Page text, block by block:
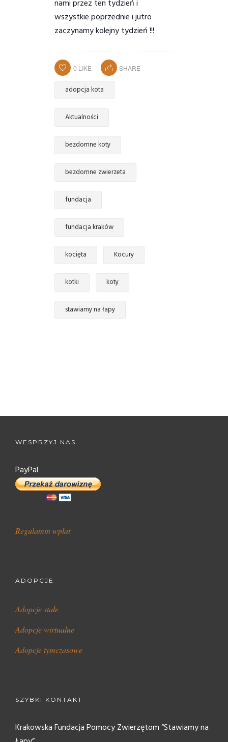
nami przez ten tydzień i
wszystkie poprzednie i jutro
zaczynamy kolejny tydzień !!!
0 LIKE SHARE
adopcja kota
Aktualności
bezdomne koty
bezdomne zwierzeta
fundacja
fundacja kraków
kocięta Kocury
kotki koty
stawiamy na łapy
WESPRZYJ NAS
PayPal
Regulamin wpłat
ADOPCJE
Adopcje stałe
Adopcje wirtualne
Adopcje tymczasowe
SZYBKI KONTAKT
Krakowska Fundacja Pomocy Zwierzętom “Stawiamy na